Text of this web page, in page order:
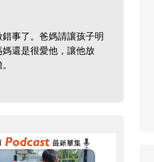
事了。爸媽請讓孩子明
還是很愛他，讓他放